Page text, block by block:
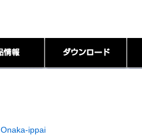
Onaka-ippai